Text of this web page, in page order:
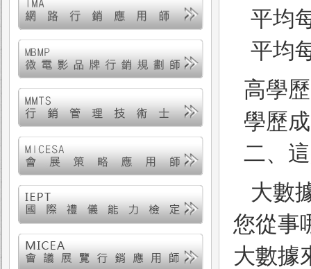
平均
平均
高學
學歷
二、
大數
您從事
大數據